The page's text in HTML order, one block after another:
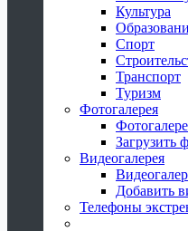
Культура
Спорт
Транспорт
Туризм
Фотогалерея
Загрузить
Видеогалерея
Добавить
Телефоны